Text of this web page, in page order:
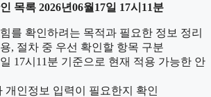
목록 2026년06월17일 17시11분
를 확인하려는 목적과 필요한 정보 정리
, 절차 중 우선 확인할 항목 구분
17시11분 기준으로 현재 적용 가능한 안
개인정보 입력이 필요한지 확인